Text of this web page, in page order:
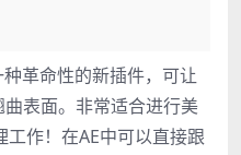
革命性的新插件，可让
表面。非常适合进行美
作！在AE中可以直接跟